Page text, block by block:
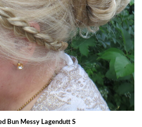
Bun Messy Lagendutt S